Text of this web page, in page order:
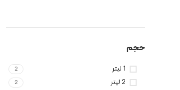
حجم
1 لیتر 2
2 لیتر 2